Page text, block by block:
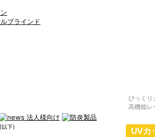
下)
びっくり
高機能レ
UVカ